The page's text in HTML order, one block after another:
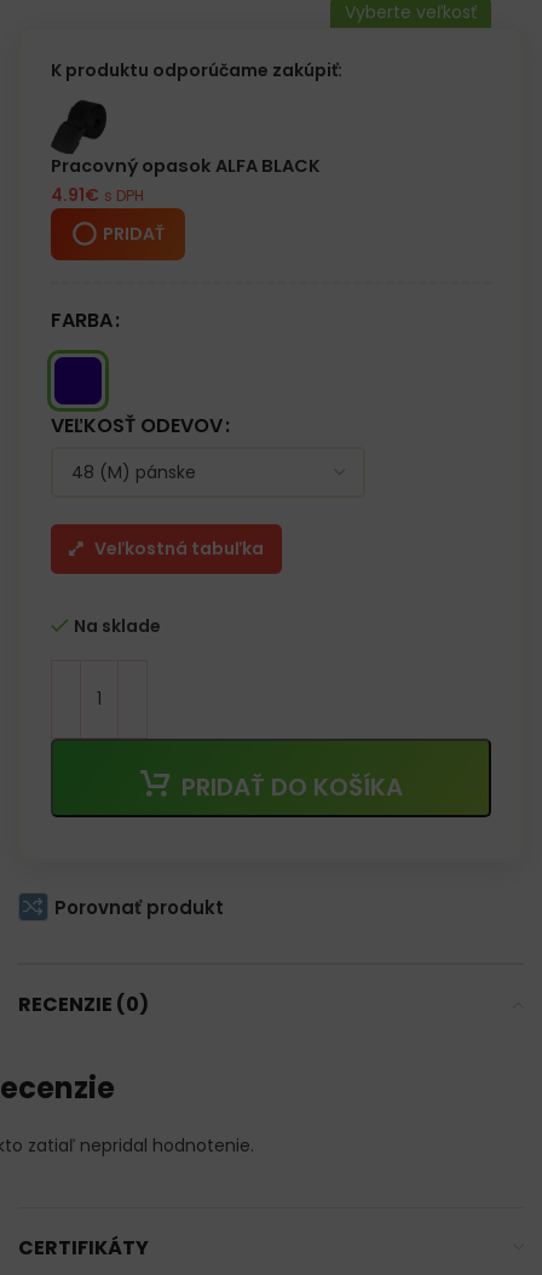
– Manžety na rukávoch na gombíky
– Elastický spodný lem
– Reflexné pruhy
K produktu odporúčame zakúpiť:
Pracovný opasok ALFA BLACK
4.91€ s DPH
PRIDAŤ
FARBA
VEĽKOSŤ ODEVOV
Veľkostná tabuľka
Na sklade
PRIDAŤ DO KOŠÍKA
Porovnať produkt
RECENZIE (0)
zatiaľ nepridal hodnotenie.
CERTIFIKÁTY